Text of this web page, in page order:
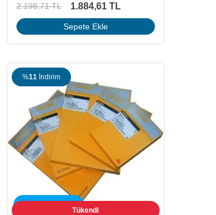
2.198,71TL 1.884,61TL
Sepete Ekle
%11 İndirim
Tükendi